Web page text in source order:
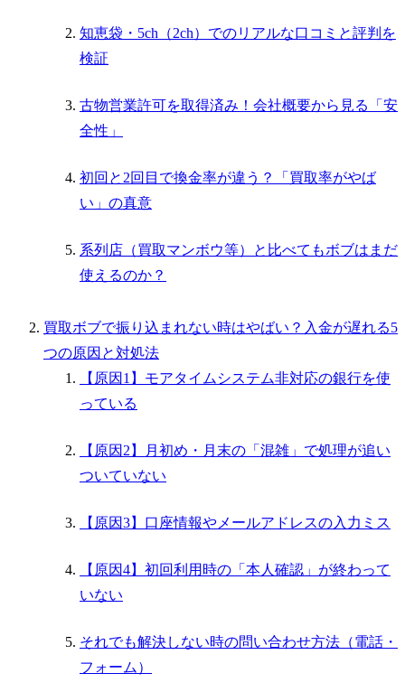
知恵袋・5ch（2ch）でのリアルな口コミと評判を
検証
古物営業許可を取得済み！会社概要から見る「安
全性」
初回と2回目で換金率が違う？「買取率がやば
い」の真意
系列店（買取マンボウ等）と比べてもボブはまだ
使えるのか？
買取ボブで振り込まれない時はやばい？入金が遅れる5
つの原因と対処法
【原因1】モアタイムシステム非対応の銀行を使
っている
【原因2】月初め・月末の「混雑」で処理が追い
ついていない
【原因3】口座情報やメールアドレスの入力ミス
【原因4】初回利用時の「本人確認」が終わって
いない
それでも解決しない時の問い合わせ方法（電話・
フォーム）